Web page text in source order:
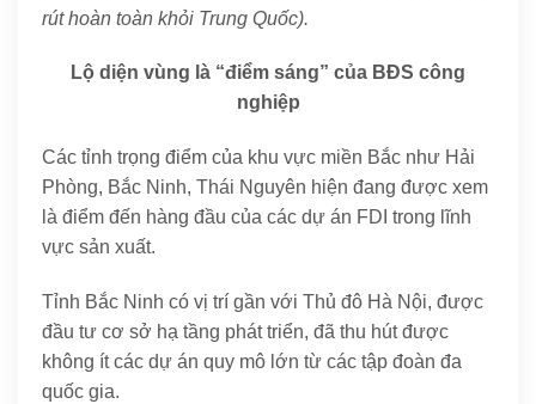
rút hoàn toàn khỏi Trung Quốc).
Lộ diện vùng là “điểm sáng” của BĐS công
nghiệp
Các tỉnh trọng điểm của khu vực miền Bắc như Hải
Phòng, Bắc Ninh, Thái Nguyên hiện đang được xem
là điểm đến hàng đầu của các dự án FDI trong lĩnh
vực sản xuất.
Tỉnh Bắc Ninh có vị trí gần với Thủ đô Hà Nội, được
đầu tư cơ sở hạ tầng phát triển, đã thu hút được
không ít các dự án quy mô lớn từ các tập đoàn đa
quốc gia.